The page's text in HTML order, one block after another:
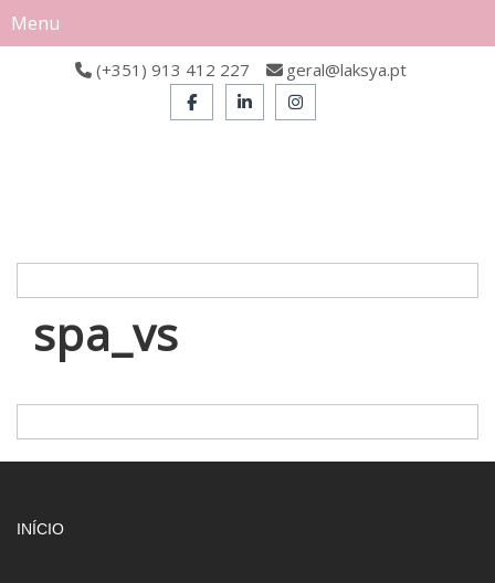
Menu
(+351) 913 412 227 geral@laksya.pt
spa_vs
INÍCIO